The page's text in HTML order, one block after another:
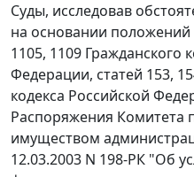
Суды, исследовав
на основании положений
1105, 1109 Гражданского
Федерации, статей 153,
кодекса Российской
Распоряжения Комитета
имуществом
12.03.2003 N 198-РК "Об